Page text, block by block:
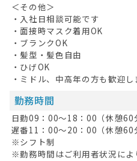
お問い合わせ
掲載希望の方へ
＜その他＞
・入社日相談可能です
・面接時マスク着用OK
・ブランクOK
・髪型・髪色自由
・ひげOK
・ミドル、中高年の方も歓迎し
勤務時間
日勤09：00～18：00（休憩60
遅番11：00～20：00（休憩60
※シフト制
※勤務時間はご利用者状況に